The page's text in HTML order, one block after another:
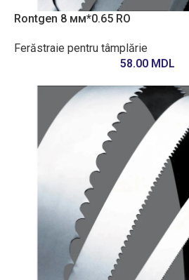
Rontgen 8 мм*0.65 RO
Ferăstraie pentru tâmplărie
58.00 MDL